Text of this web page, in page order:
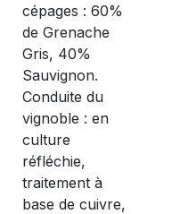
cépages : 60%
de Grenache
Gris, 40%
Sauvignon.
Conduite du
vignoble : en
culture
réfléchie,
traitement à
base de cuivre,